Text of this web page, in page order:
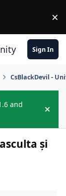
×
Sign In
CsBlackDevil -
and
Hide
și